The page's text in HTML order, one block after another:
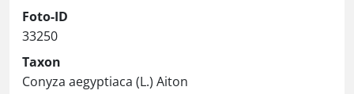
Foto-ID
33250
Taxon
Conyza aegyptiaca (L.) Aiton